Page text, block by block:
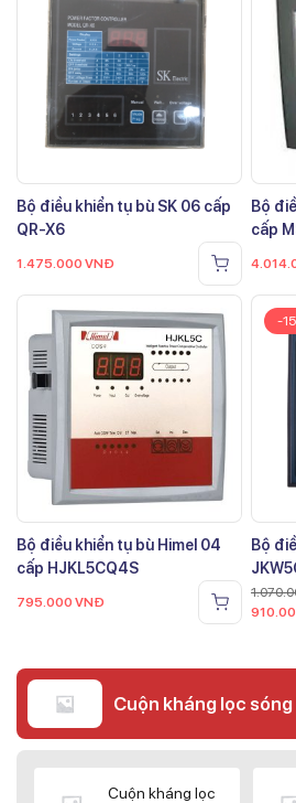
Bộ điều khiển tụ bù SK 06 cấp
QR-X6
1.475.000 VNĐ
Bộ
cấp
Bộ điều khiển tụ bù Himel 04
cấp HJKL5CQ4S
795.000 VNĐ
-
Bộ
Cuộn kháng lọc sóng
Cuộn kháng lọc